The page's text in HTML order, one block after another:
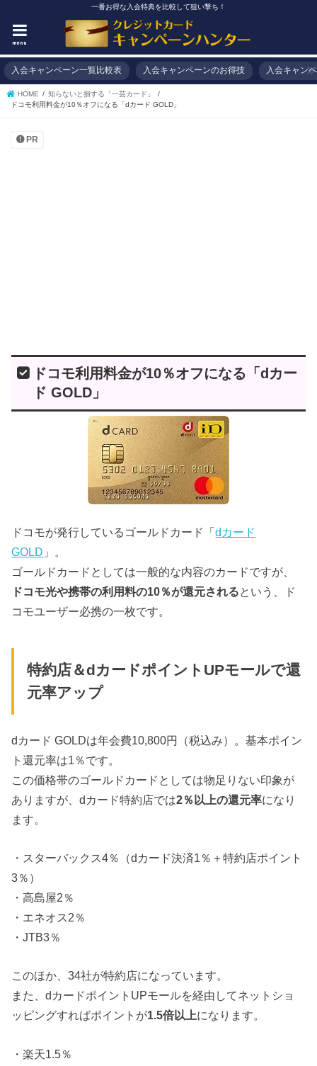
一番お得な入会特典を比較して狙い撃ち！
menu
入会キャンペーン一覧比較表 入会キャンペーンのお得技 入会キャン
HOME
知らないと損する「一芸カード」
ドコモ利用料金が10％オフになる「dカード GOLD」
PR
ドコモ利用料金が10％オフになる「dカー
ド GOLD」
ドコモが発行しているゴールドカード「dカード
GOLD 」。
ゴールドカードとしては一般的な内容のカードですが、
ドコモ光や携帯の利用料の10％が還元されるという、ド
コモユーザー必携の一枚です。
特約店＆dカードポイントUPモールで還
元率アップ
dカード GOLDは年会費10,800円（税込み）。基本ポイン
ト還元率は1％です。
この価格帯のゴールドカードとしては物足りない印象が
ありますが、dカード特約店では2％以上の還元率になり
ます。
・スターバックス4％（dカード決済1％＋特約店ポイント
3％）
・高島屋2％
・エネオス2％
・JTB3％
このほか、34社が特約店になっています。
また、dカードポイントUPモールを経由してネットショ
ッピングすればポイントが1.5倍以上になります。
・楽天1.5％